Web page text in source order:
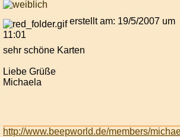
erstellt am: 19/5/2007 um
11:01
sehr schöne Karten
Liebe Grüße
Michaela
http://www.beepworld.de/members/